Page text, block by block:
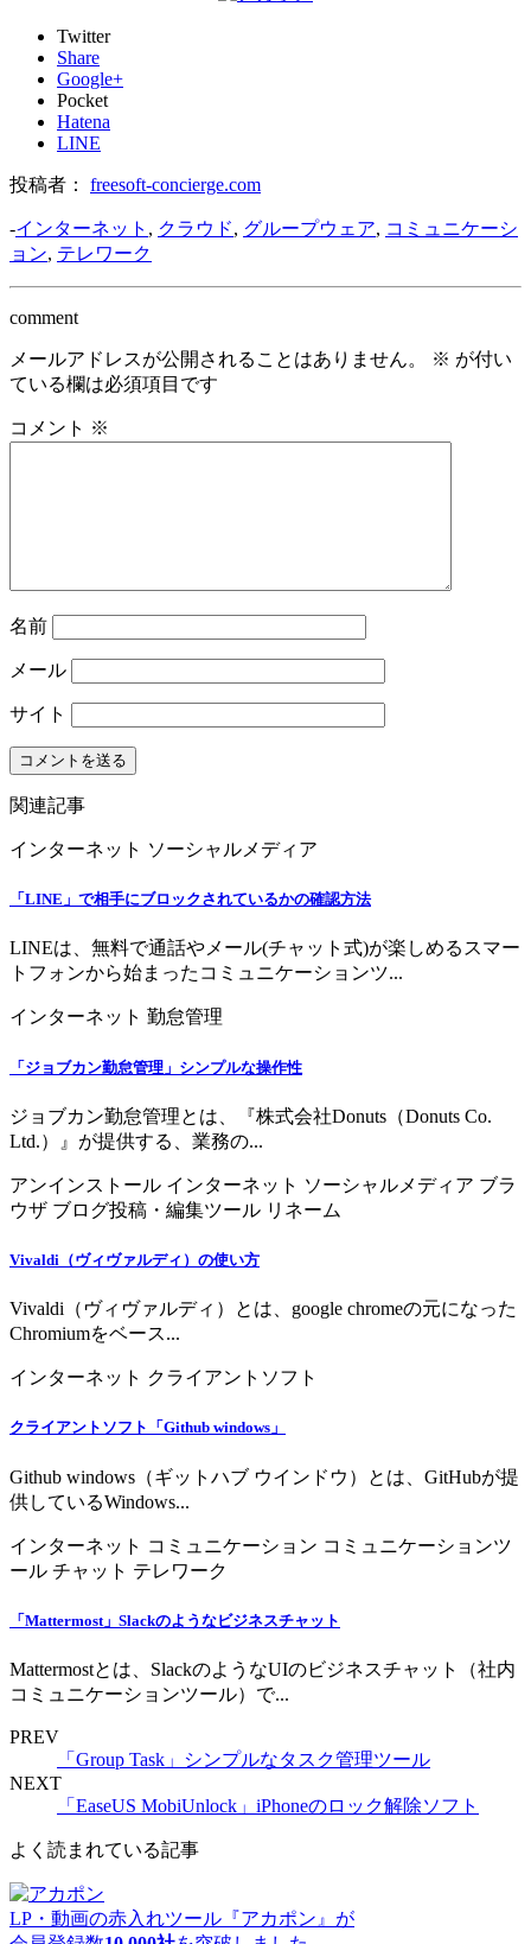
Twitter
Share
Google+
Pocket
Hatena
LINE
投稿者： freesoft-concierge.com
-インターネット , クラウド, グループウェア, コミュニケーシ
ョン, テレワーク
comment
メールアドレスが公開されることはありません。 ※ が付い
ている欄は必須項目です
コメント ※
名前
メール
サイト
関連記事
インターネット ソーシャルメディア
「LINE」で相手にブロックされているかの確認方法
LINEは、無料で通話やメール(チャット式)が楽しめるスマー
トフォンから始まったコミュニケーションツ...
インターネット 勤怠管理
「ジョブカン勤怠管理」シンプルな操作性
ジョブカン勤怠管理とは、『株式会社Donuts（Donuts Co.
Ltd.）』が提供する、業務の...
アンインストール インターネット ソーシャルメディア ブラ
ウザ ブログ投稿・編集ツール リネーム
Vivaldi（ヴィヴァルディ）の使い方
Vivaldi（ヴィヴァルディ）とは、google chromeの元になった
Chromiumをベース...
インターネット クライアントソフト
クライアントソフト「Github windows」
Github windows（ギットハブ ウインドウ）とは、GitHubが提
供しているWindows...
インターネット コミュニケーション コミュニケーションツ
ール チャット テレワーク
「Mattermost」Slackのようなビジネスチャット
Mattermostとは、SlackのようなUIのビジネスチャット（社内
コミュニケーションツール）で...
PREV
「Group Task」シンプルなタスク管理ツール
NEXT
「EaseUS MobiUnlock」iPhoneのロック解除ソフト
よく読まれている記事
LP・動画の赤入れツール『アカポン』が